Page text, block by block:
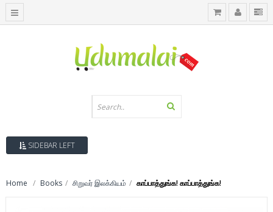
SIDEBAR LEFT
Home Books சிறுவர் இலக்கியம் காப்பாத்துங்க! காப்பாத்துங்க!